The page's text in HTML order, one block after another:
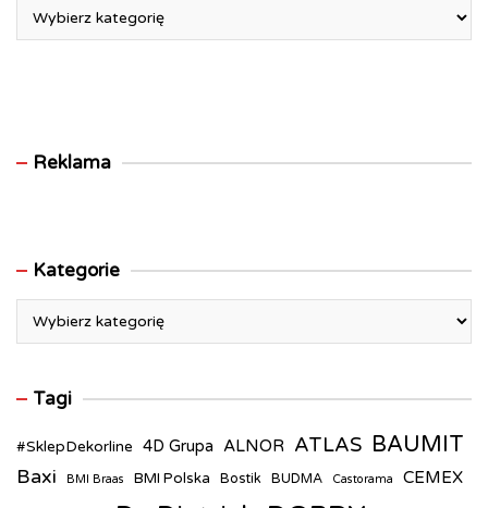
kategorię
Reklama
Kategorie
Tagi
#SklepDekorline 4D Grupa ALNOR ATLAS BAUMIT
Baxi BMI Braas BMI Polska Bostik BUDMA Castorama CEMEX